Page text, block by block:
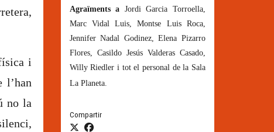
Agraïments a Jordi Garcia Torroella,
Marc Vidal Luis, Montse Luis Roca,
Jennifer Nadal Godinez, Elena Pizarro
Flores, Casildo Jesús Valderas Casado,
Willy Riedler i tot el personal de la Sala
La Planeta.
Compartir
i
l’han
no la